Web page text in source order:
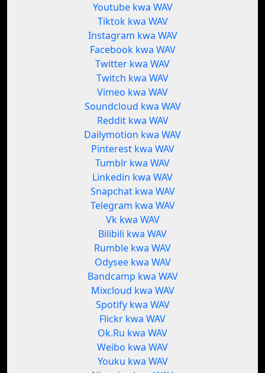
Youtube kwa WAV
Tiktok kwa WAV
Instagram kwa WAV
Facebook kwa WAV
Twitter kwa WAV
Twitch kwa WAV
Vimeo kwa WAV
Soundcloud kwa WAV
Reddit kwa WAV
Dailymotion kwa WAV
Pinterest kwa WAV
Tumblr kwa WAV
Linkedin kwa WAV
Snapchat kwa WAV
Telegram kwa WAV
Vk kwa WAV
Bilibili kwa WAV
Rumble kwa WAV
Odysee kwa WAV
Bandcamp kwa WAV
Mixcloud kwa WAV
Spotify kwa WAV
Flickr kwa WAV
Ok.Ru kwa WAV
Weibo kwa WAV
Youku kwa WAV